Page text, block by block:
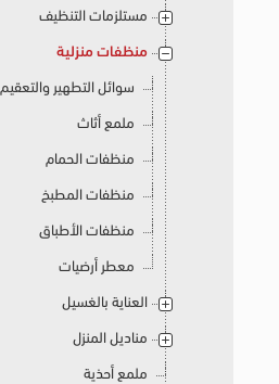
مستلزمات التنظيف
منظفات منزلية
سوائل التطهير والتعقيم
ملمع أثاث
منظفات الحمام
منظفات المطبخ
منظفات الأطباق
معطر أرضيات
العناية بالغسيل
مناديل المنزل
ملمع أحذية